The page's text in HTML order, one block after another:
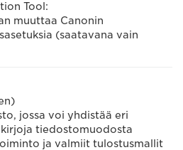
Tool:
muuttaa Canonin
(saatavana vain
jossa voi yhdistää eri
tiedostomuodosta
ja valmiit tulostusmallit